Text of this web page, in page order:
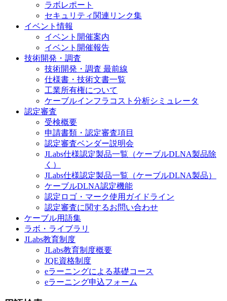
ラボレポート
セキュリティ関連リンク集
イベント情報
イベント開催案内
イベント開催報告
技術開発・調査
技術開発・調査 最前線
仕様書・技術文書一覧
工業所有権について
ケーブルインフラコスト分析シミュレータ
認定審査
受検概要
申請書類・認定審査項目
認定審査ベンダー説明会
JLabs仕様認定製品一覧（ケーブルDLNA製品除
く）
JLabs仕様認定製品一覧（ケーブルDLNA製品）
ケーブルDLNA認定機能
認定ロゴ・マーク使用ガイドライン
認定審査に関するお問い合わせ
ケーブル用語集
ラボ・ライブラリ
JLabs教育制度
JLabs教育制度概要
JQE資格制度
eラーニングによる基礎コース
eラーニング申込フォーム